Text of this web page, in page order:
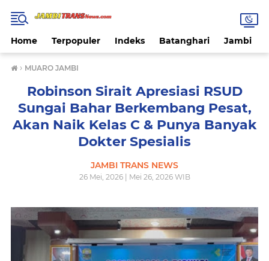
Home Terpopuler Indeks Batanghari Jambi
› MUARO JAMBI
Robinson Sirait Apresiasi RSUD
Sungai Bahar Berkembang Pesat,
Akan Naik Kelas C & Punya Banyak
Dokter Spesialis
JAMBI TRANS NEWS
26 Mei, 2026 | Mei 26, 2026 WIB